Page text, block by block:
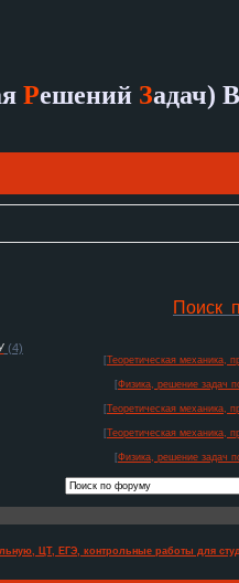
Решений Задач)
Поиск
(4)
[Теоретическая механика,
[Физика, решение задач
[Теоретическая механика,
[Теоретическая механика,
[Физика, решение задач
ЦТ, ЕГЭ, контрольные работы для